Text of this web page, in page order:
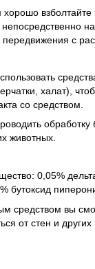
взболтайте
с
халат),
со средством.
обработку
животных.
0,05%
бутоксид
средством вы
от стен и